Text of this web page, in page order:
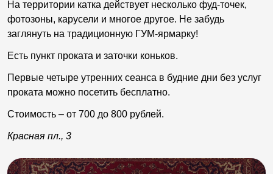
На территории катка действует несколько фуд-точек,
фотозоны, карусели и многое другое. Не забудь
заглянуть на традиционную ГУМ-ярмарку!
Есть пункт проката и заточки коньков.
Первые четыре утренних сеанса в будние дни без услуг
проката можно посетить бесплатно.
Стоимость – от 700 до 800 рублей.
Красная пл., 3